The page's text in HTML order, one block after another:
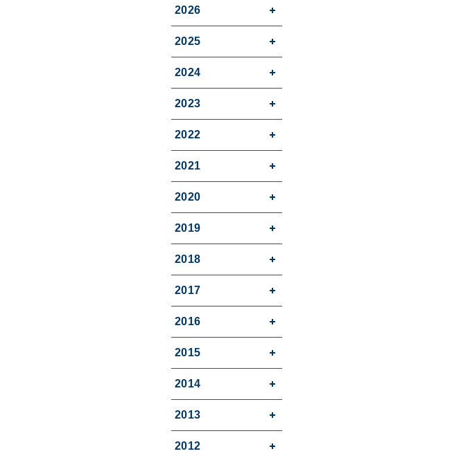
2026
2025
2024
2023
2022
2021
2020
2019
2018
2017
2016
2015
2014
2013
2012